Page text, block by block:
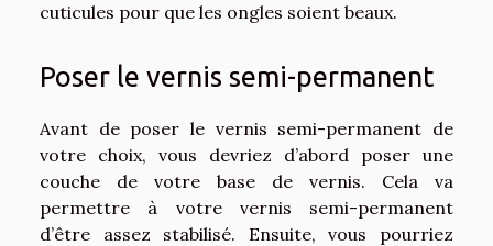
cuticules pour que les ongles soient beaux.
Poser le vernis semi-permanent
Avant de poser le vernis semi-permanent de
votre choix, vous devriez d’abord poser une
couche de votre base de vernis. Cela va
permettre à votre vernis semi-permanent
d’être assez stabilisé. Ensuite, vous pourriez